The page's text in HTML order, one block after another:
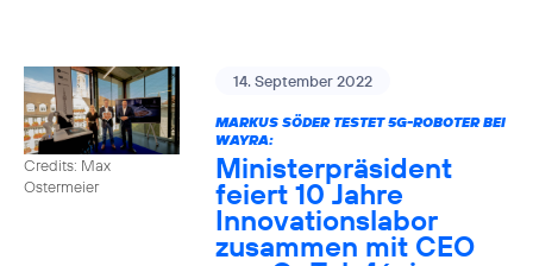
Credits: Max
Ostermeier
14. September 2022
MARKUS SÖDER TESTET 5G-ROBOTER BEI
WAYRA:
Ministerpräsident
feiert 10 Jahre
Innovationslabor
zusammen mit CEO